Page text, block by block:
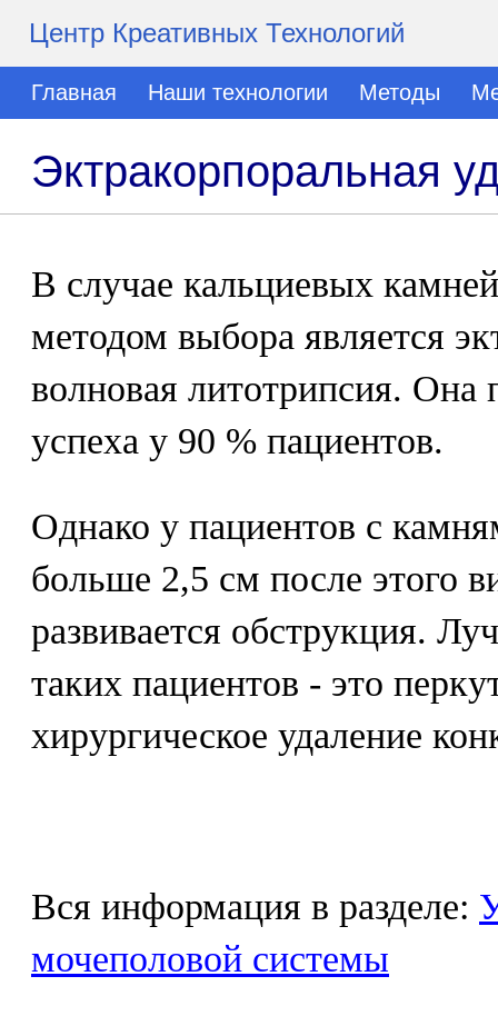
Центр Креативных Технологий
Главная Наши технологии Методы
Эктракорпоральная
В случае кальциевых
методом выбора является
волновая литотрипсия. Она
успеха у 90 % пациентов.
Однако у пациентов с
больше 2,5 см после этого
развивается обструкция.
таких пациентов - это
хирургическое удаление
Вся информация в разделе:
мочеполовой системы